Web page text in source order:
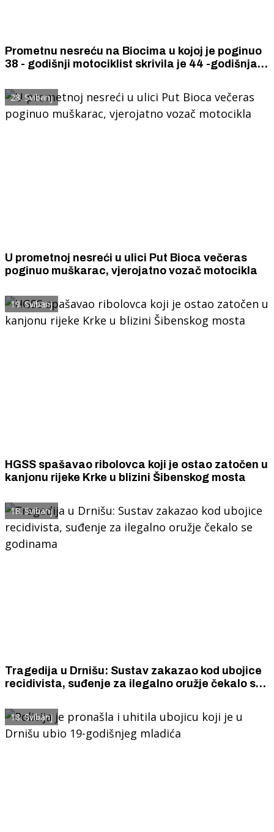
Prometnu nesreću na Biocima u kojoj je poginuo
38 - godišnji motociklist skrivila je 44 -godišnja
oznaka
28. Svibanj
U prometnoj nesreći u ulici Put Bioca večeras
poginuo muškarac, vjerojatno vozač motocikla
19. Svibanj
HGSS spašavao ribolovca koji je ostao zatočen u
kanjonu rijeke Krke u blizini Šibenskog mosta
18. Svibanj
Tragedija u Drnišu: Sustav zakazao kod ubojice
recidivista, suđenje za ilegalno oružje čekalo se
18. Svibanj